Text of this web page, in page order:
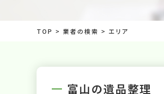
TOP > 業者の検索 > エリア
富山の遺品整理